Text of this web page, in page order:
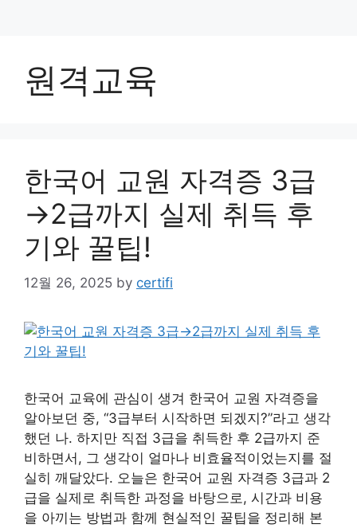
원격교육
한국어 교원 자격증 3급
→2급까지 실제 취득 후
기와 꿀팁!
12월 26, 2025 by certifi
한국어 교육에 관심이 생겨 한국어 교원 자격증을
알아보던 중, “3급부터 시작하면 되겠지?”라고 생각
했던 나. 하지만 직접 3급을 취득한 후 2급까지 준
비하면서, 그 생각이 얼마나 비효율적이었는지를 절
실히 깨달았다. 오늘은 한국어 교원 자격증 3급과 2
급을 실제로 취득한 과정을 바탕으로, 시간과 비용
을 아끼는 방법과 함께 현실적인 꿀팁을 정리해 본